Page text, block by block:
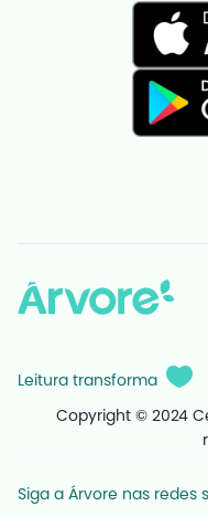
Leitura transforma
Copyright © 2024
Siga a Árvore nas redes